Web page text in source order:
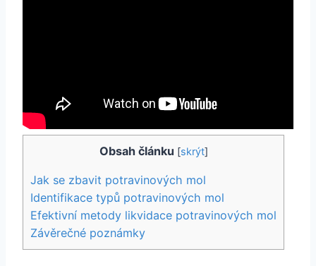
Obsah článku [skrýt]
Jak se zbavit potravinových mol
Identifikace typů potravinových mol
Efektivní metody likvidace potravinových mol
Závěrečné poznámky